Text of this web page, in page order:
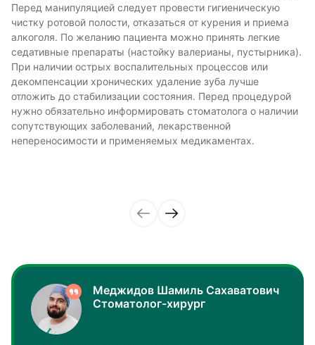
Перед манипуляцией следует провести гигиеническую
чистку ротовой полости, отказаться от курения и приема
алкоголя. По желанию пациента можно принять легкие
седативные препараты (настойку валерианы, пустырника).
При наличии острых воспалительных процессов или
декомпенсации хронических удаление зуба лучше
отложить до стабилизации состояния. Перед процедурой
нужно обязательно информировать стоматолога о наличии
сопутствующих заболеваний, лекарственной
непереносимости и применяемых медикаментах.
Меджидов Шамиль Сахаватович
Стоматолог-хирург